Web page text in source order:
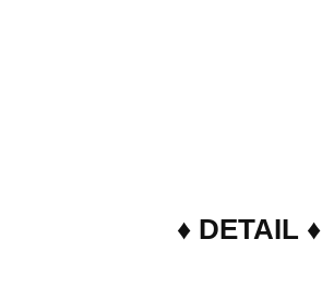
♦ DETAIL ♦